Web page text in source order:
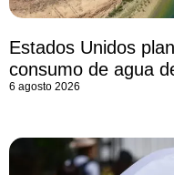
Estados Unidos
consumo de agua
6 agosto 2026